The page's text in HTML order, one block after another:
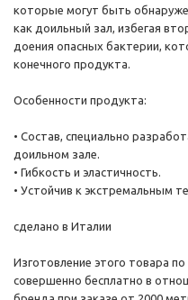
которые могут быть
как доильный зал, избегая
доения опасных бактерии,
конечного продукта.
Особенности продукта:
• Состав, специально
доильном зале.
• Гибкость и эластичность.
• Устойчив к экстремальным
сделано в Италии
Изготовление этого товара
совершенно бесплатно в